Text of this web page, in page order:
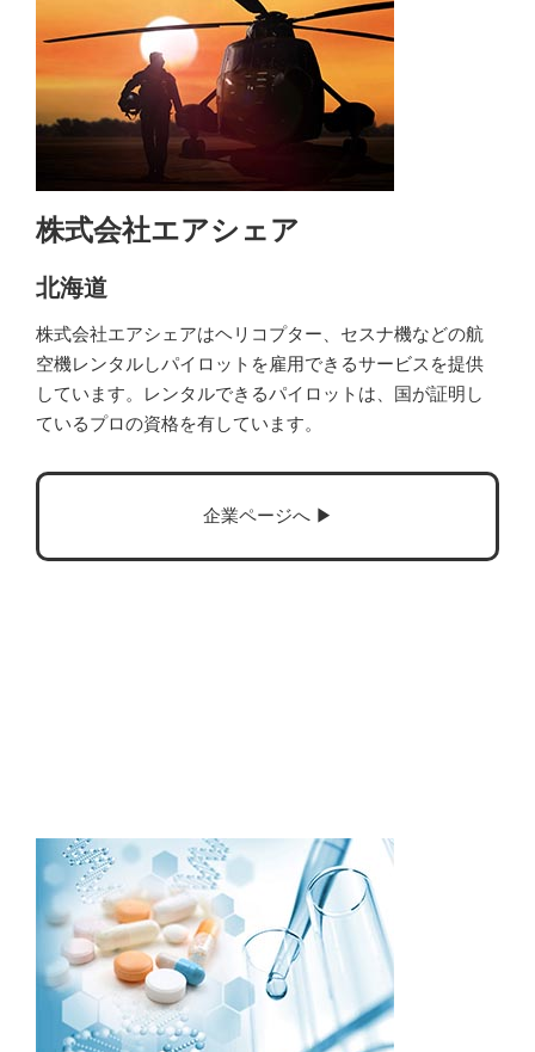
株式会社エアシェア
北海道
株式会社エアシェアはヘリコプター、セスナ機などの航
空機レンタルしパイロットを雇用できるサービスを提供
しています。レンタルできるパイロットは、国が証明し
ているプロの資格を有しています。
企業ページへ ▶︎